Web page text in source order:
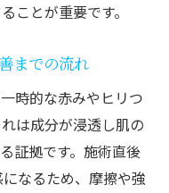
ことが重要です。
までの流れ
時的な赤みやヒリつ
は成分が浸透し肌の
証拠です。施術直後
なるため、摩擦や強